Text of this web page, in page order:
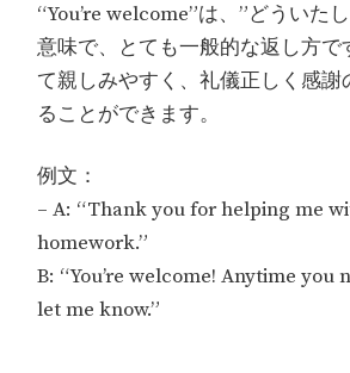
“You’re welcome”は、”どういた
意味で、とても一般的な返し方で
て親しみやすく、礼儀正しく感謝
ることができます。
例文：
– A: “Thank you for helping me
homework.”
B: “You’re welcome! Anytime you
let me know.”